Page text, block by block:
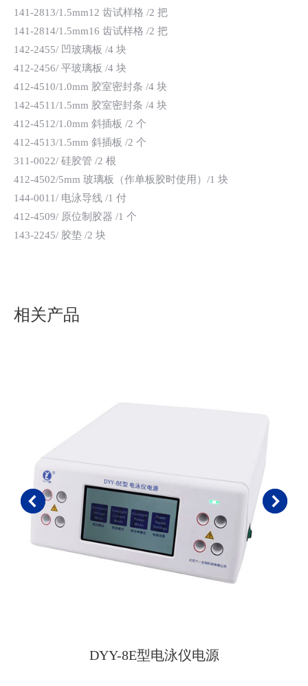
141-2813/1.5mm12 齿试样格 /2 把
141-2814/1.5mm16 齿试样格 /2 把
142-2455/ 凹玻璃板 /4 块
412-2456/ 平玻璃板 /4 块
412-4510/1.0mm 胶室密封条 /4 块
142-4511/1.5mm 胶室密封条 /4 块
412-4512/1.0mm 斜插板 /2 个
412-4513/1.5mm 斜插板 /2 个
311-0022/ 硅胶管 /2 根
412-4502/5mm 玻璃板（作单板胶时使用）/1 块
144-0011/ 电泳导线 /1 付
412-4509/ 原位制胶器 /1 个
143-2245/ 胶垫 /2 块
相关产品
DYY-8E型电泳仪电源